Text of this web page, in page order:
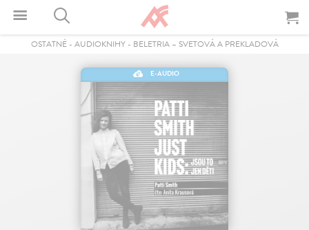
OSTATNÉ- AUDIOKNIHY- BELETRIA – SVETOVÁ A PREKLADOVÁ
E-AUDIO